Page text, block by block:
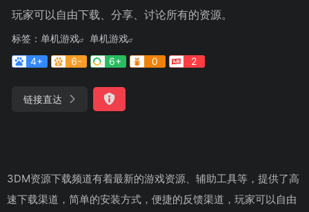
玩家可以自由下载、分享、讨论所有的资源。
标签： 单机游戏
单机游戏
4+
6- 6+ 0 2
链接直达
3DM资源下载频道有着最新的游戏资源、辅助工具等，提供了高
速下载渠道，简单的安装方式，便捷的反馈渠道，玩家可以自由